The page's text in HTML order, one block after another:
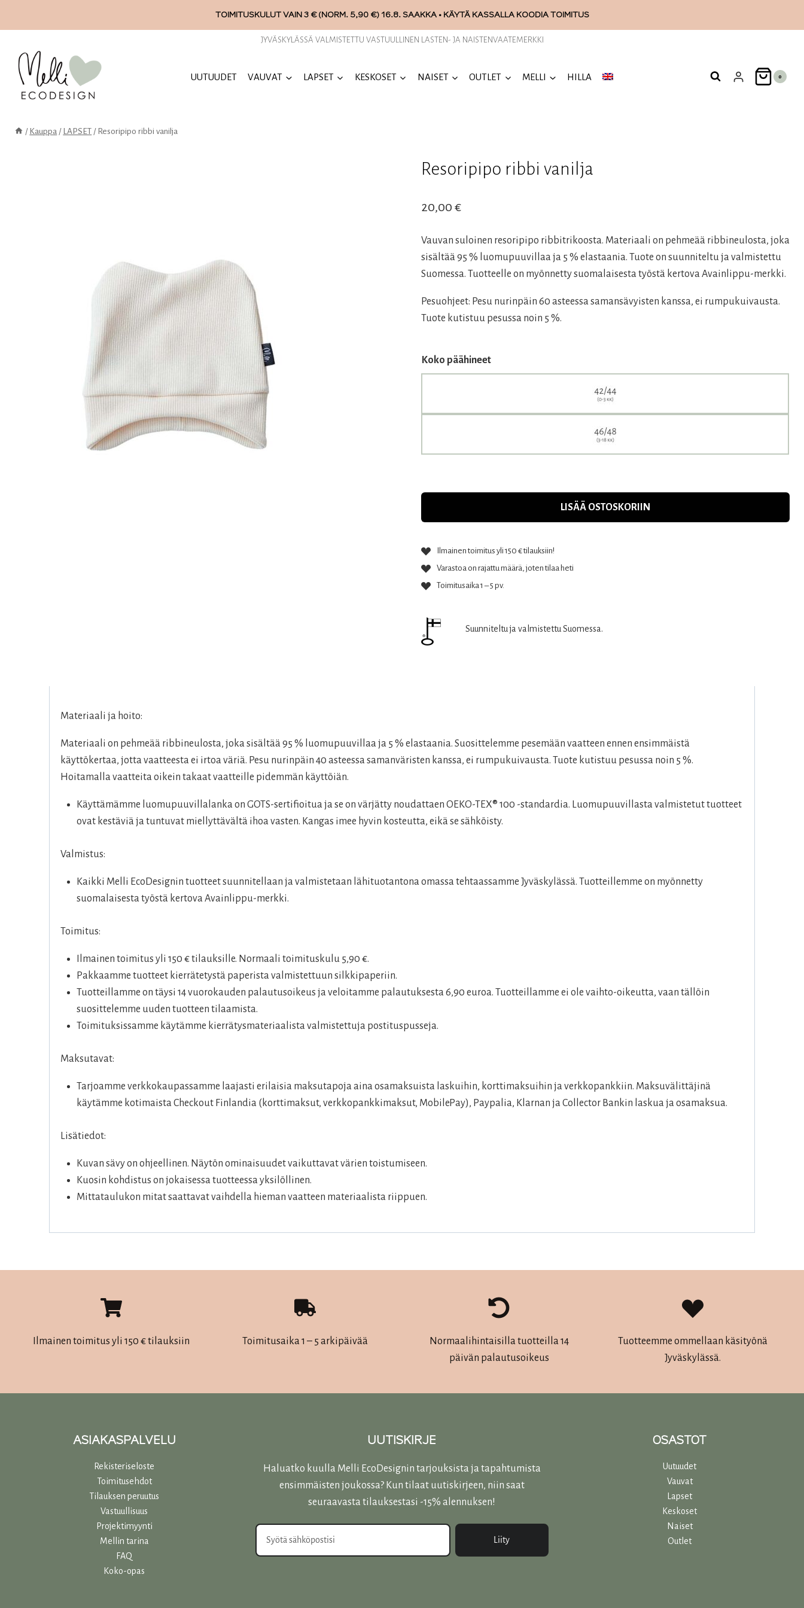
TOIMITUSKULUT VAIN 3 € (NORM. 5,90 €) 16.8. SAAKKA • KÄYTÄ KASSALLA KOODIATOIMITUS
JYVÄSKYLÄSSÄ VALMISTETTU VASTUULLINEN LASTEN- JA NAISTENVAATEMERKKI
UUTUUDET VAUVAT LAPSET KESKOSET NAISET OUTLET MELLI HILLA 0
/ Kauppa / LAPSET / Resoripipo ribbi vanilja
Resoripipo ribbi vanilja
20,00 €
Vauvan suloinen resoripipo ribbitrikoosta. Materiaali on pehmeää ribbineulosta, joka
sisältää 95 % luomupuuvillaa ja 5 % elastaania. Tuote on suunniteltu ja valmistettu
Suomessa. Tuotteelle on myönnetty suomalaisesta työstä kertova Avainlippu-merkki.
Pesuohjeet: Pesu nurinpäin 60 asteessa samansävyisten kanssa, ei rumpukuivausta.
Tuote kutistuu pesussa noin 5 %.
Koko päähineet
LISÄÄ OSTOSKORIIN
Ilmainen toimitus yli 150 € tilauksiin!
Varastoa on rajattu määrä, joten tilaa heti
Toimitusaika 1 – 5 pv.
Suunniteltu ja valmistettu Suomessa.
Materiaali ja hoito:
Materiaali on pehmeää ribbineulosta, joka sisältää 95 % luomupuuvillaa ja 5 % elastaania. Suosittelemme pesemään vaatteen ennen ensimmäistä
käyttökertaa, jotta vaatteesta ei irtoa väriä. Pesu nurinpäin 40 asteessa samanväristen kanssa, ei rumpukuivausta. Tuote kutistuu pesussa noin 5 %.
Hoitamalla vaatteita oikein takaat vaatteille pidemmän käyttöiän.
Käyttämämme luomupuuvillalanka on GOTS-sertifioitua ja se on värjätty noudattaen OEKO-TEX® 100 -standardia. Luomupuuvillasta valmistetut tuotteet
ovat kestäviä ja tuntuvat miellyttävältä ihoa vasten. Kangas imee hyvin kosteutta, eikä se sähköisty.
Valmistus:
Kaikki Melli EcoDesignin tuotteet suunnitellaan ja valmistetaan lähituotantona omassa tehtaassamme Jyväskylässä. Tuotteillemme on myönnetty
suomalaisesta työstä kertova Avainlippu-merkki.
Toimitus:
Ilmainen toimitus yli 150 € tilauksille. Normaali toimituskulu 5,90 €.
Pakkaamme tuotteet kierrätetystä paperista valmistettuun silkkipaperiin.
Tuotteillamme on täysi 14 vuorokauden palautusoikeus ja veloitamme palautuksesta 6,90 euroa. Tuotteillamme ei ole vaihto-oikeutta, vaan tällöin
suosittelemme uuden tuotteen tilaamista.
Toimituksissamme käytämme kierrätysmateriaalista valmistettuja postituspusseja.
Maksutavat:
Tarjoamme verkkokaupassamme laajasti erilaisia maksutapoja aina osamaksuista laskuihin, korttimaksuihin ja verkkopankkiin. Maksuvälittäjinä
käytämme kotimaista Checkout Finlandia (korttimaksut, verkkopankkimaksut, MobilePay), Paypalia, Klarnan ja Collector Bankin laskua ja osamaksua.
Lisätiedot:
Kuvan sävy on ohjeellinen. Näytön ominaisuudet vaikuttavat värien toistumiseen.
Kuosin kohdistus on jokaisessa tuotteessa yksilöllinen.
Mittataulukon mitat saattavat vaihdella hieman vaatteen materiaalista riippuen.
Ilmainen toimitus yli 150 € tilauksiin Toimitusaika 1 – 5 arkipäivää
Normaalihintaisilla tuotteilla 14
päivän palautusoikeus
Tuotteemme ommellaan käsityönä
Jyväskylässä.
ASIAKASPALVELU
Rekisteriseloste
Toimitusehdot
Tilauksen peruutus
Vastuullisuus
Projektimyynti
Mellin tarina
FAQ
Koko-opas
UUTISKIRJE
Haluatko kuulla Melli EcoDesignin tarjouksista ja tapahtumista
ensimmäisten joukossa? Kun tilaat uutiskirjeen, niin saat
seuraavasta tilauksestasi -15% alennuksen!
Liity
OSASTOT
Uutuudet
Vauvat
Lapset
Keskoset
Naiset
Outlet